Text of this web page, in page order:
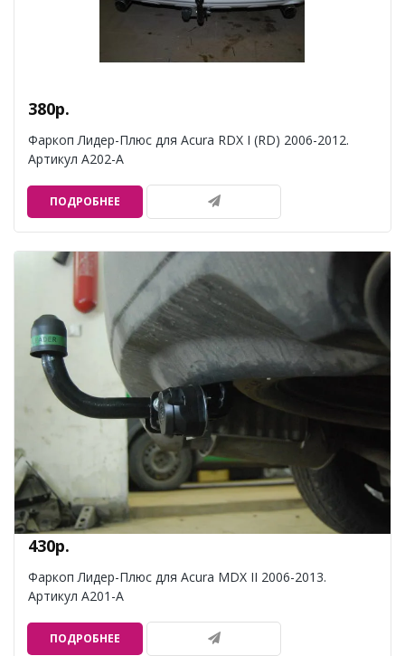
380р.
Фаркоп Лидер-Плюс для Acura RDX I (RD) 2006-2012.
Артикул A202-A
ПОДРОБНЕЕ
430р.
Фаркоп Лидер-Плюс для Acura MDX II 2006-2013.
Артикул A201-A
ПОДРОБНЕЕ